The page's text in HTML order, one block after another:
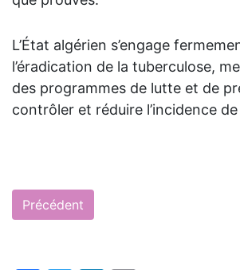
L’État algérien s’engage
l’éradication de la tuberculose,
des programmes de lutte et de
contrôler et réduire l’incidence
Précédent